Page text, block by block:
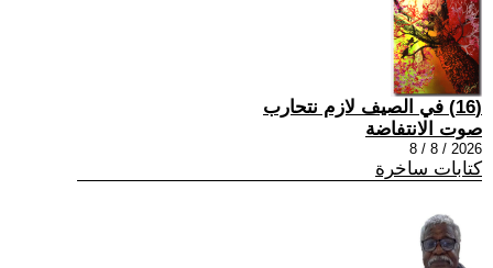
(16) في الصيف لازم نتحارب
صوت الانتفاضة
2026 / 8 / 8
كتابات ساخرة